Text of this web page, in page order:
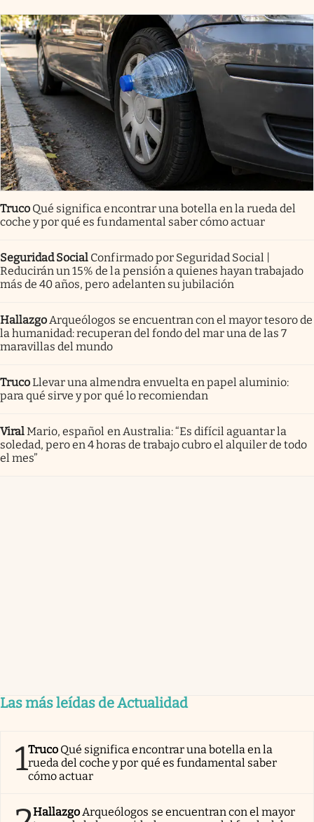
Truco Qué significa encontrar una botella en la rueda del
coche y por qué es fundamental saber cómo actuar
Seguridad Social Confirmado por Seguridad Social |
Reducirán un 15% de la pensión a quienes hayan trabajado
más de 40 años, pero adelanten su jubilación
Hallazgo Arqueólogos se encuentran con el mayor tesoro de
la humanidad: recuperan del fondo del mar una de las 7
maravillas del mundo
TrucoLlevar una almendra envuelta en papel aluminio:
para qué sirve y por qué lo recomiendan
ViralMario, español en Australia: “Es difícil aguantar la
soledad, pero en 4 horas de trabajo cubro el alquiler de todo
el mes”
Las más leídas de Actualidad
1Truco Qué significa encontrar una botella en la
rueda del coche y por qué es fundamental saber
cómo actuar
Hallazgo Arqueólogos se encuentran con el mayor